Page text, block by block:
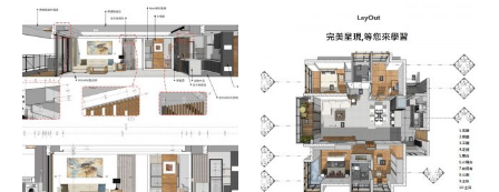
原
始
價
格：
NT$23,450。
目
前
價
格：
NT$21,000。